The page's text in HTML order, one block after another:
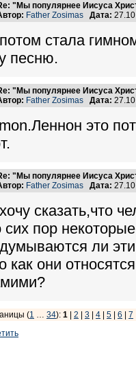
"Мы популярнее Иисуса
Father Zosimas Дата:
стала
песню.
"Мы популярнее Иисуса
Father Zosimas Дата:
это
"Мы популярнее Иисуса
Father Zosimas Дата:
сказать,что
сих пор
ли
как они
(1 … 34): 1 2 3 4 5 6 7